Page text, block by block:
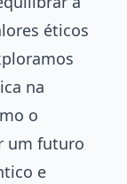
éticos
na
o
um futuro
e